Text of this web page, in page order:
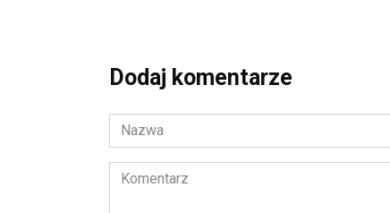
Dodaj komentarze
Nazwa
*
Komentarz